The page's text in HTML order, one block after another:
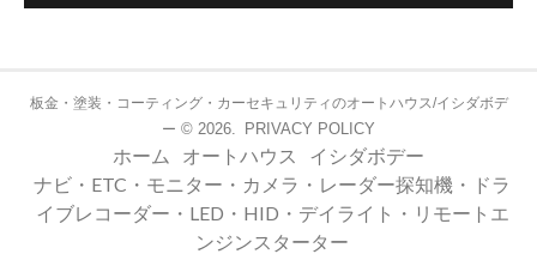
板金・塗装・コーティング・カーセキュリティのオートハウス/イシダボデ
ー © 2026. PRIVACY POLICY
ホーム オートハウス
イシダボデー
ナビ・ETC・モニター・カメラ・レーダー探知機・ドラ
イブレコーダー・LED・HID・デイライト・リモートエ
ンジンスターター